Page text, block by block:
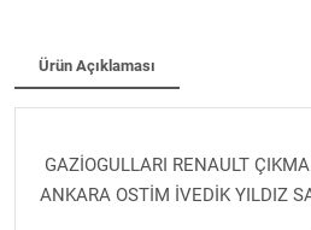
Ürün Açıklaması
GAZİOGULLARI RENAULT
ANKARA OSTİM İVEDİK YILDIZ